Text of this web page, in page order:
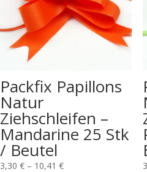
Packfix Papillons
Natur
Ziehschleifen –
Mandarine 25 Stk
/ Beutel
3,30 € – 10,41 €